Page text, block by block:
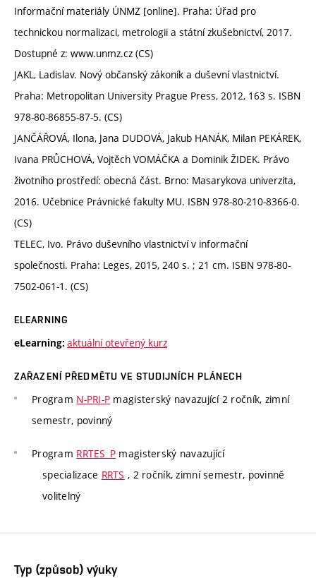
Informační materiály ÚNMZ [online]. Praha: Úřad pro
technickou normalizaci, metrologii a státní zkušebnictví, 2017.
Dostupné z: www.unmz.cz (CS)
JAKL, Ladislav. Nový občanský zákoník a duševní vlastnictví.
Praha: Metropolitan University Prague Press, 2012, 163 s. ISBN
978-80-86855-87-5. (CS)
JANČÁŘOVÁ, Ilona, Jana DUDOVÁ, Jakub HANÁK, Milan PEKÁREK,
Ivana PRŮCHOVÁ, Vojtěch VOMÁČKA a Dominik ŽIDEK. Právo
životního prostředí: obecná část. Brno: Masarykova univerzita,
2016. Učebnice Právnické fakulty MU. ISBN 978-80-210-8366-0.
(CS)
TELEC, Ivo. Právo duševního vlastnictví v informační
společnosti. Praha: Leges, 2015, 240 s. ; 21 cm. ISBN 978-80-
7502-061-1. (CS)
ELEARNING
eLearning: aktuální otevřený kurz
ZAŘAZENÍ PŘEDMĚTU VE STUDIJNÍCH PLÁNECH
Program N-PRI-P magisterský navazující 2 ročník, zimní
semestr, povinný
Program RRTES_P magisterský navazující
specializace RRTS , 2 ročník, zimní semestr, povinně
volitelný
Typ (způsob) výuky